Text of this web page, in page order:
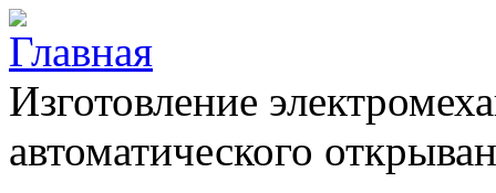
Перейти к основному содержанию
Изготовление
автоматического